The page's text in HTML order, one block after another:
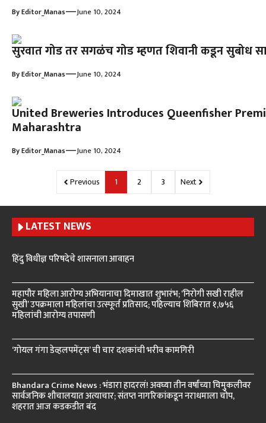
ByEditor_Manas—June 10, 2024
सुरवात गोड तर सगळंच गोड म्हणत शिवानी कडून सुबोध
ByEditor_Manas—June 10, 2024
United Breweries Introduces Queenfisher
Maharashtra
ByEditor_Manas—June 10, 2024
Previous 1 2 3 Next
LATEST NEWS
हिंदु विधीज्ञ परिषदेचे शासनाला आवाहन
महापौर महिला आरोग्य अभियानाचा दिमाखात शुभारंभ; ‘निरोगी सखी राहील
सुखी’ उपक्रमाला महिलांचा उत्स्फूर्त प्रतिसाद; पहिल्याच शिबिरात १,७५६
महिलांची आरोग्य तपासणी
‘गोयल गंगा डेव्हलपमेंट्स’ ची चार दशकांची भरीव कामगिरी
Bhandara Crime News : भंडारा हादरलं! अवघ्या तीन वर्षांच्या चिमुकलीवर
सार्वजनिक शौचालयात अत्याचार; संतप्त नागरिकांकडून नराधमाला चोप,
शहरात आज कडकडीत बंद